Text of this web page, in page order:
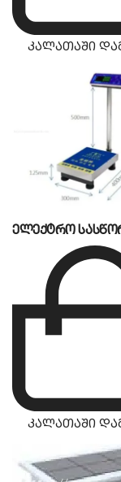
კალათაში
კალათაში